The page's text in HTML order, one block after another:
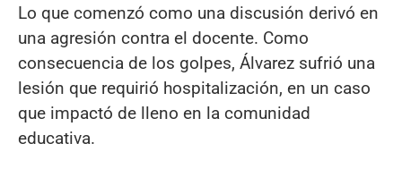
Lo que comenzó como una discusión derivó en
una agresión contra el docente. Como
consecuencia de los golpes, Álvarez sufrió una
lesión que requirió hospitalización, en un caso
que impactó de lleno en la comunidad
educativa.